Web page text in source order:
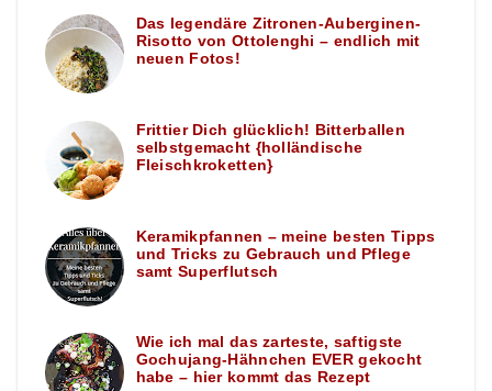
Das legendäre Zitronen-Auberginen-
Risotto von Ottolenghi – endlich mit
neuen Fotos!
Frittier Dich glücklich! Bitterballen
selbstgemacht {holländische
Fleischkroketten}
Keramikpfannen – meine besten Tipps
und Tricks zu Gebrauch und Pflege
samt Superflutsch
Wie ich mal das zarteste, saftigste
Gochujang-Hähnchen EVER gekocht
habe – hier kommt das Rezept